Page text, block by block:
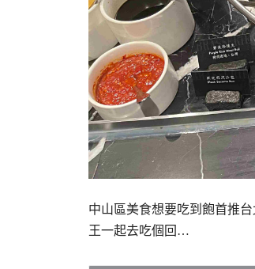
中山區美食想要吃到飽首推
王一起去吃個回…